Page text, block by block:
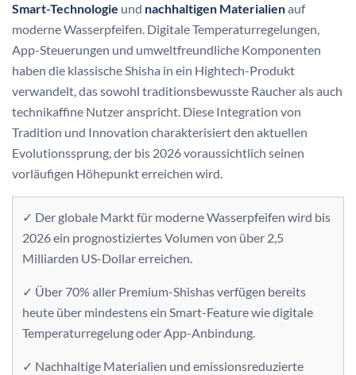
Smart-Technologie und nachhaltigen Materialienauf
moderne Wasserpfeifen. Digitale Temperaturregelungen,
App-Steuerungen und umweltfreundliche Komponenten
haben die klassische Shisha in ein Hightech-Produkt
verwandelt, das sowohl traditionsbewusste Raucher als auch
technikaffine Nutzer anspricht. Diese Integration von
Tradition und Innovation charakterisiert den aktuellen
Evolutionssprung, der bis 2026 voraussichtlich seinen
vorläufigen Höhepunkt erreichen wird.
✓ Der globale Markt für moderne Wasserpfeifen wird bis
2026 ein prognostiziertes Volumen von über 2,5
Milliarden US-Dollar erreichen.
✓ Über 70% aller Premium-Shishas verfügen bereits
heute über mindestens ein Smart-Feature wie digitale
Temperaturregelung oder App-Anbindung.
✓ Nachhaltige Materialien und emissionsreduzierte